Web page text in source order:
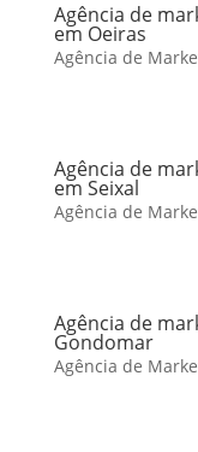
Agência de
em Oeiras
Agência de
Agência de
em Seixal
Agência de
Agência de
Gondomar
Agência de